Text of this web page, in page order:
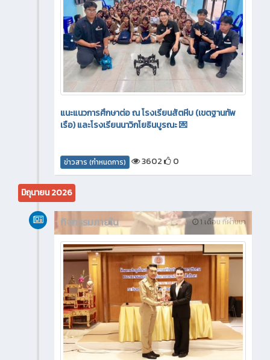
แนะแนวการศึกษาต่อ ณ โรงเรียนสัตหีบ (เขตฐานทัพ
เรือ) และโรงเรียนนาวิกโยธินบูรณะ 💌
ข่าวสาร (กำหนดการ) 3602 0
มิถุนายน 2026
1 เดือน ที่ผ่านมา
กิจกรรมภายใน